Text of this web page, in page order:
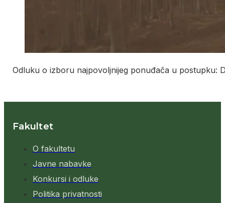
Odluku o izboru najpovoljnijeg ponuđača u postupku:
Fakultet
O fakultetu
Javne nabavke
Konkursi i odluke
Politika privatnosti